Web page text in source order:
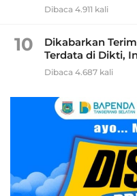
Dibaca 4.911 kali
10
Dikabarkan
Terdata di Dikti,
Dibaca 4.687 kali